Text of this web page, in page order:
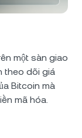
một sàn giao
theo dõi giá
Bitcoin mà
mã hóa.